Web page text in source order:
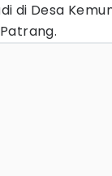
di Desa